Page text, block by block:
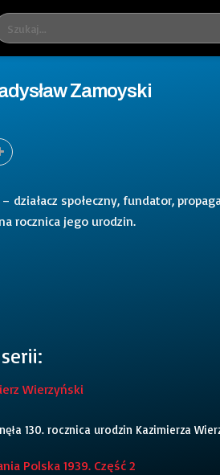
Zamoyski
działacz społeczny, fundator,
rocznica jego urodzin.
Wierzyński
130. rocznica urodzin Kazimierza
Polska 1939. Część 2